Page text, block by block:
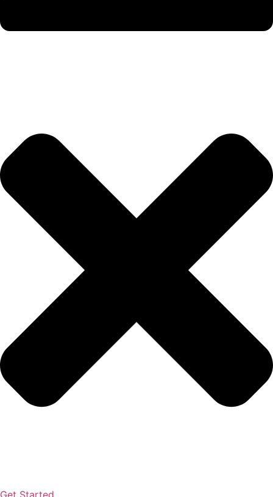
Get Started